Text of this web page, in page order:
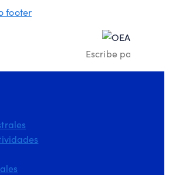
footer